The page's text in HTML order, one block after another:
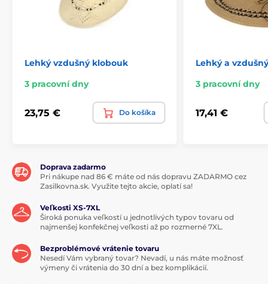
Lehký vzdušný klobouk
3 pracovní dny
23,75 € Do košíka
Lehký a
3 pracovní dny
17,41 €
Doprava zadarmo
Pri nákupe nad 86 € máte od nás dopravu ZADARMO cez
Zasilkovna.sk. Využite tejto akcie, oplatí sa!
Veľkosti XS-7XL
Široká ponuka veľkostí u jednotlivých typov tovaru od
najmenšej konfekčnej veľkosti až po rozmerné 7XL.
Bezproblémové vrátenie tovaru
Nesedí Vám vybraný tovar? Nevadí, u nás máte možnosť
výmeny či vrátenia do 30 dní a bez komplikácií.